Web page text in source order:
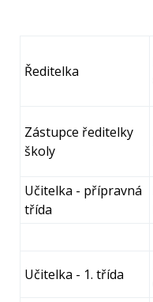
Ředitelka
Zástupce ředitelky
školy
Učitelka - přípravná
třída
Učitelka - 1. třída